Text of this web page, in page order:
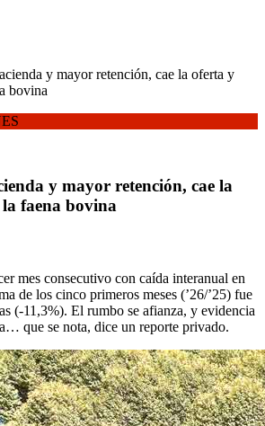
y mayor retención, cae la oferta y
bovina
y mayor retención, cae la
faena bovina
mes consecutivo con caída interanual en
de los cinco primeros meses (’26/’25) fue
(-11,3%). El rumbo se afianza, y evidencia
que se nota, dice un reporte privado.